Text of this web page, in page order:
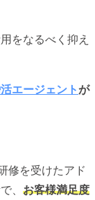
をなるべく抑え
エージェント が
修を受けたアド
、 お客様満足度